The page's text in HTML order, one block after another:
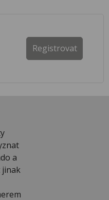
Registrovat
a
jinak